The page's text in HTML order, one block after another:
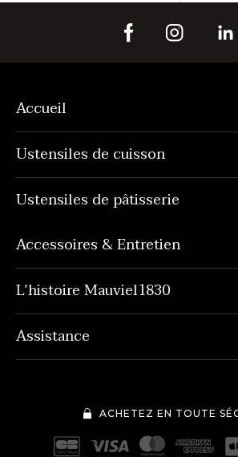
Accueil
Ustensiles de cuisson
Ustensiles de pâtisserie
Accessoires & Entretien
L’histoire Mauviel1830
Assistance
ACHETEZ EN TOUTE